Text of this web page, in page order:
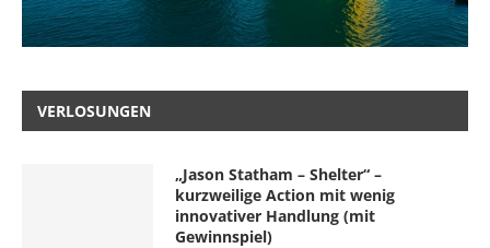
VERLOSUNGEN
„Jason Statham – Shelter“ –
kurzweilige Action mit wenig
innovativer Handlung (mit
Gewinnspiel)